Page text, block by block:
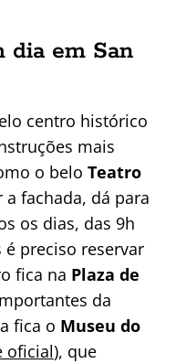
dia em San
centro histórico
mais
o belo Teatro
fachada, dá para
os dias, das 9h
preciso reservar
fica na Plaza de
da
fica o Museu do
oficial), que